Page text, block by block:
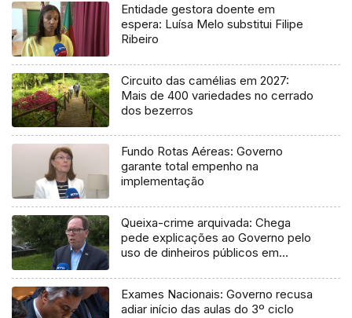
Entidade gestora doente em
espera: Luísa Melo substitui Filipe
Ribeiro
Circuito das camélias em 2027:
Mais de 400 variedades no cerrado
dos bezerros
Fundo Rotas Aéreas: Governo
garante total empenho na
implementação
Queixa-crime arquivada: Chega
pede explicações ao Governo pelo
uso de dinheiros públicos em
Exames Nacionais: Governo recusa
adiar início das aulas do 3º ciclo